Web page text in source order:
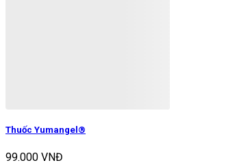
Thuốc Yumangel®
99.000 VNĐ